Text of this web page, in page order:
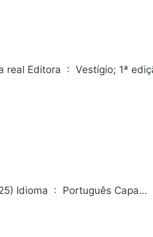
Era um garoto: O soldado brasileiro de Hitler – Uma
Pokémon X & Y 01 Editora ‏ : ‎ Panini; 1ª edição (24 maio 2025) Idioma ‏ : ‎ Português Capa…